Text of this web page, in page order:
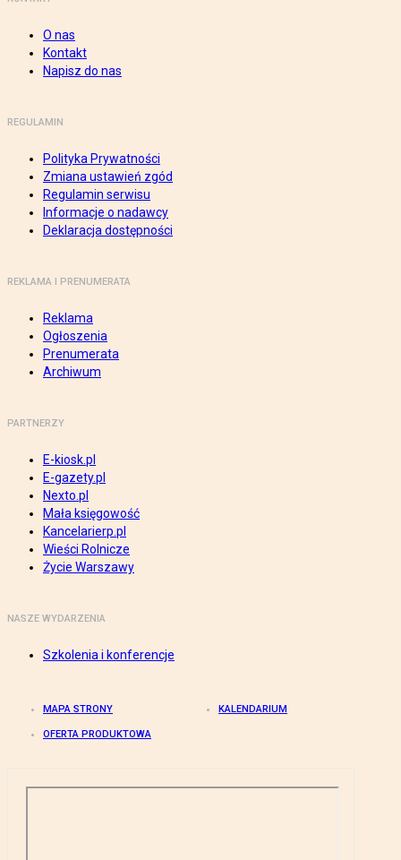
O nas
Kontakt
Napisz do nas
REGULAMIN
Polityka Prywatności
Zmiana ustawień zgód
Regulamin serwisu
Informacje o nadawcy
Deklaracja dostępności
REKLAMA I PRENUMERATA
Reklama
Ogłoszenia
Prenumerata
Archiwum
PARTNERZY
E-kiosk.pl
E-gazety.pl
Nexto.pl
Mała księgowość
Kancelarierp.pl
Wieści Rolnicze
Życie Warszawy
NASZE WYDARZENIA
Szkolenia i konferencje
MAPA STRONY KALENDARIUM
OFERTA PRODUKTOWA